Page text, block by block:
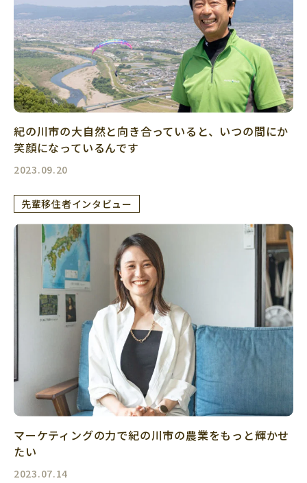
紀の川市の大自然と向き合っていると、いつの間にか
笑顔になっているんです
2023.09.20
先輩移住者インタビュー
マーケティングの力で紀の川市の農業をもっと輝かせ
たい
2023.07.14